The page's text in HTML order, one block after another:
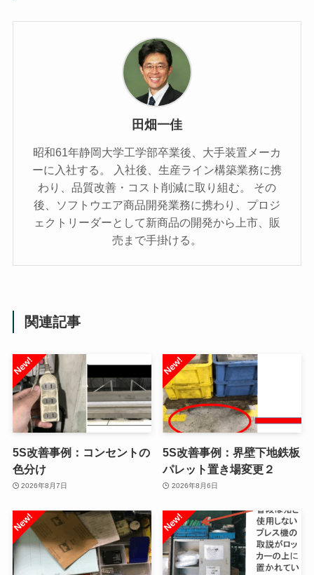
田畑一佳
昭和61年静岡大学工学部卒業後、大手装置メーカ
ーに入社する。 入社後、生産ライン構築業務に携
わり、品質改善・コスト削減に取り組む。 その
後、ソフトウエア商品開発業務に携わり、プロジ
ェクトリーダーとして新商品の開発から上市、販
売まで手掛ける。
関連記事
5S改善事例：コンセントの
色分け
2026年8月7日
5S改善事例：界壁下地鉄板
パレット置き場変更２
2026年8月6日